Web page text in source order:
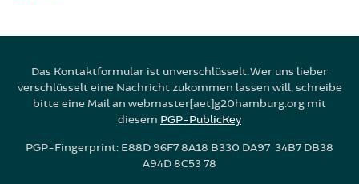
Das Kontaktformular ist unverschlüsselt. Wer uns lieber
verschlüsselt eine Nachricht zukommen lassen will, schreibe
bitte eine Mail an webmaster[aet]g20hamburg.org mit
diesem PGP-PublicKey
PGP-Fingerprint: E88D 96F7 8A18 B330 DA97 34B7 DB38
A94D 8C53 78